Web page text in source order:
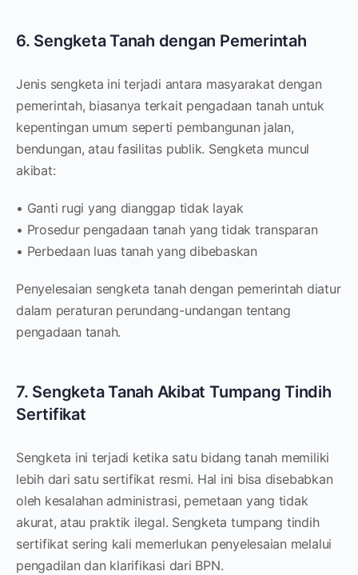
6. Sengketa Tanah dengan Pemerintah
Jenis sengketa ini terjadi antara masyarakat dengan
pemerintah, biasanya terkait pengadaan tanah untuk
kepentingan umum seperti pembangunan jalan,
bendungan, atau fasilitas publik. Sengketa muncul
akibat:
• Ganti rugi yang dianggap tidak layak
• Prosedur pengadaan tanah yang tidak transparan
• Perbedaan luas tanah yang dibebaskan
Penyelesaian sengketa tanah dengan pemerintah diatur
dalam peraturan perundang-undangan tentang
pengadaan tanah.
7. Sengketa Tanah Akibat Tumpang Tindih
Sertifikat
Sengketa ini terjadi ketika satu bidang tanah memiliki
lebih dari satu sertifikat resmi. Hal ini bisa disebabkan
oleh kesalahan administrasi, pemetaan yang tidak
akurat, atau praktik ilegal. Sengketa tumpang tindih
sertifikat sering kali memerlukan penyelesaian melalui
pengadilan dan klarifikasi dari BPN.